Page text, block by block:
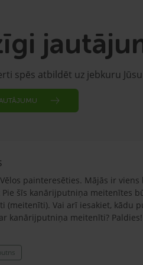
spēs atbildēt uz jebkuru
painteresēties. Mājās ir
Pie šīs kanārijputniņa meitenītes
(meitenīti). Vai arī iesakiet, kādu
kanārijputniņa meitenīti? Paldies!